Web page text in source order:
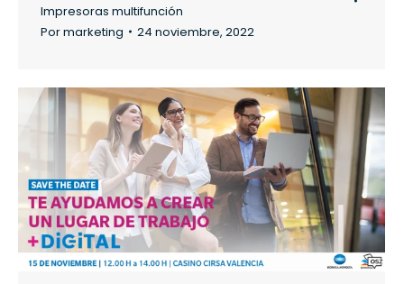
Impresoras multifunción
Pormarketing 24 noviembre, 2022